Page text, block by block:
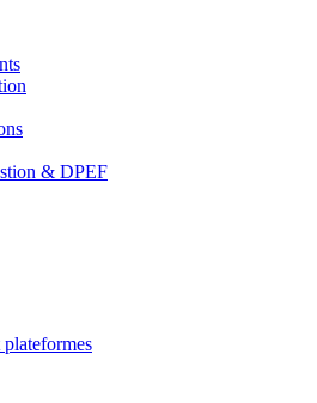
& DPEF